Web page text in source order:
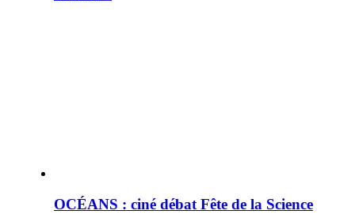
OCÉANS : ciné débat Fête de la Science